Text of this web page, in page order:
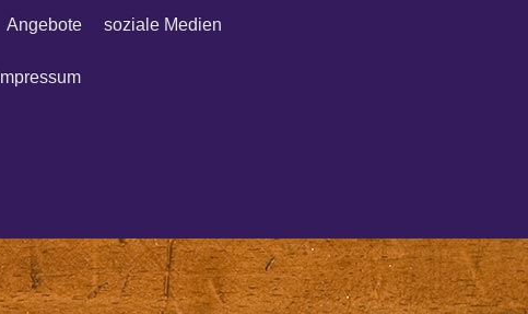
Angebote soziale Medien
Impressum